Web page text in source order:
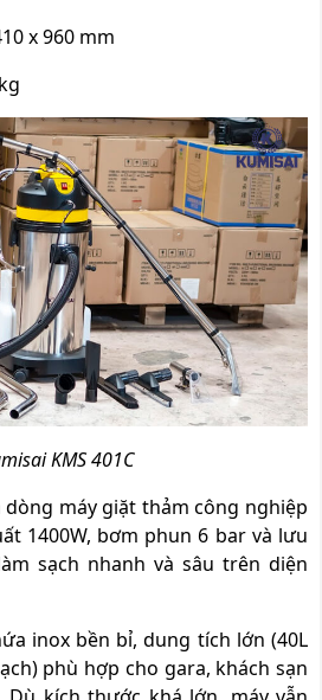
x 960 mm
KMS 401C
dòng máy giặt thảm công nghiệp
1400W, bơm phun 6 bar và lưu
sạch nhanh và sâu trên diện
inox bền bỉ, dung tích lớn (40L
phù hợp cho gara, khách sạn